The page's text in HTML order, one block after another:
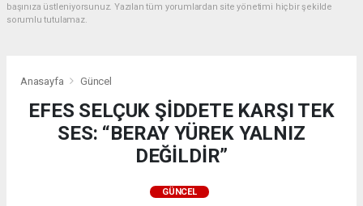
başınıza üstleniyorsunuz. Yazılan tüm yorumlardan site yönetimi hiçbir şekilde
sorumlu tutulamaz.
Anasayfa Güncel
EFES SELÇUK ŞİDDETE KARŞI TEK
SES: “BERAY YÜREK YALNIZ
DEĞİLDİR”
GÜNCEL